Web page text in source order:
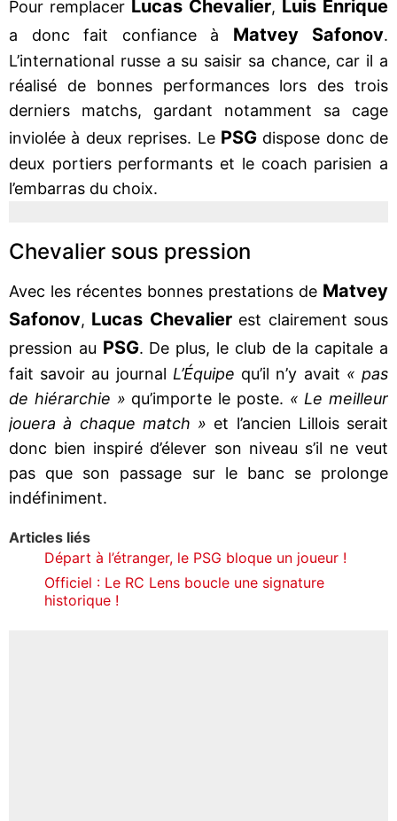
Pour remplacer Lucas Chevalier, Luis Enrique
a donc fait confiance à Matvey Safonov.
L’international russe a su saisir sa chance, car il a
réalisé de bonnes performances lors des trois
derniers matchs, gardant notamment sa cage
inviolée à deux reprises. Le PSGdispose donc de
deux portiers performants et le coach parisien a
l’embarras du choix.
Chevalier sous pression
Avec les récentes bonnes prestations de Matvey
Safonov, Lucas Chevalierest clairement sous
pression au PSG. De plus, le club de la capitale a
fait savoir au journal L’Équipe qu’il n’y avait « pas
de hiérarchie » qu’importe le poste. « Le meilleur
jouera à chaque match » et l’ancien Lillois serait
donc bien inspiré d’élever son niveau s’il ne veut
pas que son passage sur le banc se prolonge
indéfiniment.
Articles liés
Départ à l’étranger, le PSG bloque un joueur !
Officiel : Le RC Lens boucle une signature
historique !